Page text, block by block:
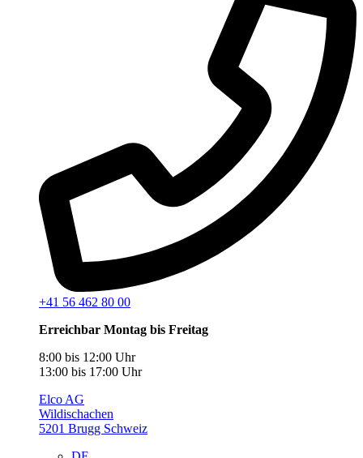
+41 56 462 80 00
Erreichbar Montag bis Freitag
8:00 bis 12:00 Uhr
13:00 bis 17:00 Uhr
Elco AG
Wildischachen
5201 Brugg Schweiz